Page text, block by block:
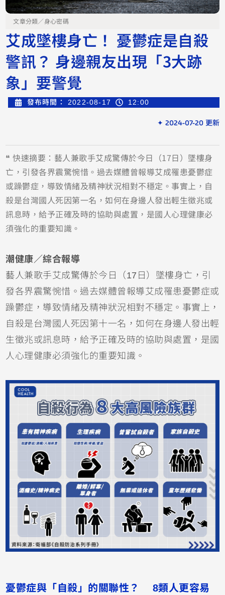
文章分類／身心密碼
艾成墜樓身亡！ 憂鬱症是自殺
警訊？ 身邊親友出現「3大跡
象」要警覺
發布時間： 2022-08-17 12:00
✦ 2024-07-20 更新
❝ 快速摘要：藝人兼歌手艾成驚傳於今日（17日）墜樓身
亡，引發各界震驚惋惜。過去媒體曾報導艾成罹患憂鬱症
或躁鬱症，導致情緒及精神狀況相對不穩定。事實上，自
殺是台灣國人死因第一名，如何在身邊人發出輕生徵兆或
訊息時，給予正確及時的協助與處置，是國人心理健康必
須強化的重要知識。
潮健康／綜合報導
藝人兼歌手艾成驚傳於今日（17日）墜樓身亡，引
發各界震驚惋惜。過去媒體曾報導艾成罹患憂鬱症或
躁鬱症，導致情緒及精神狀況相對不穩定。事實上，
自殺是台灣國人死因第十一名，如何在身邊人發出輕
生徵兆或訊息時，給予正確及時的協助與處置，是國
人心理健康必須強化的重要知識。
憂鬱症與「自殺」的關聯性？ 8類人更容易